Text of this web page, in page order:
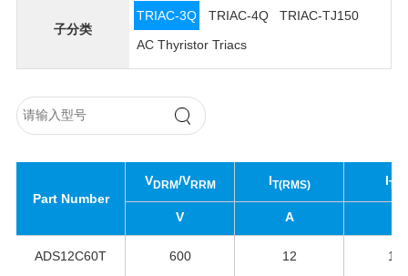
子分类
TRIAC-3Q TRIAC-4Q
TRIAC-TJ150
AC Thyristor Triacs
Part Number
VDRM/VRRM
V
IT(RMS)
A
I
ADS12C60T 600 12